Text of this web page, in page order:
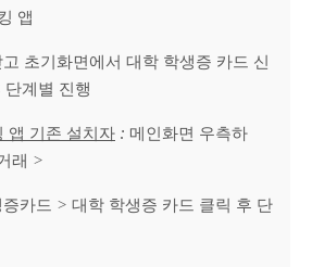
앱
초기화면에서 대학 학생증 카드 신
단계별 진행
앱 기존 설치자 : 메인화면 우측하
래 >
카드 > 대학 학생증 카드 클릭 후 단